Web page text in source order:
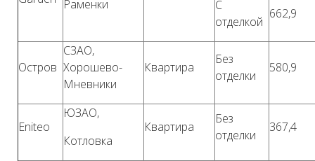
Раменки
С
отделкой
662,9
Остров
СЗАО,
Хорошево-
Мневники
Квартира
Без
отделки
580,9
Eniteo
ЮЗАО,
Котловка
Квартира
Без
отделки
367,4